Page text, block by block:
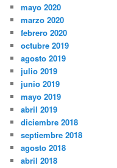
mayo 2020
marzo 2020
febrero 2020
octubre 2019
agosto 2019
julio 2019
junio 2019
mayo 2019
abril 2019
diciembre 2018
septiembre 2018
agosto 2018
abril 2018